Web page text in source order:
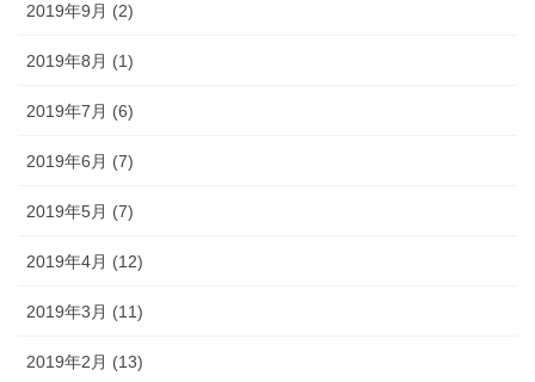
2019年9月 (2)
2019年8月 (1)
2019年7月 (6)
2019年6月 (7)
2019年5月 (7)
2019年4月 (12)
2019年3月 (11)
2019年2月 (13)